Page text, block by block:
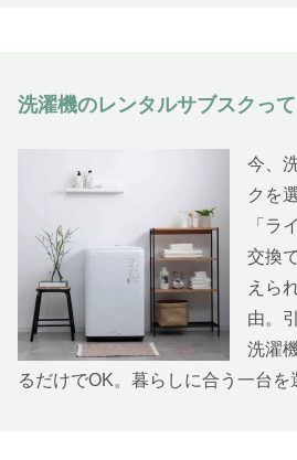
洗濯機のレンタルサブスクって
今、
クを
「ラ
交換
えら
由。
洗濯
るだけでOK。暮らしに合う一台を